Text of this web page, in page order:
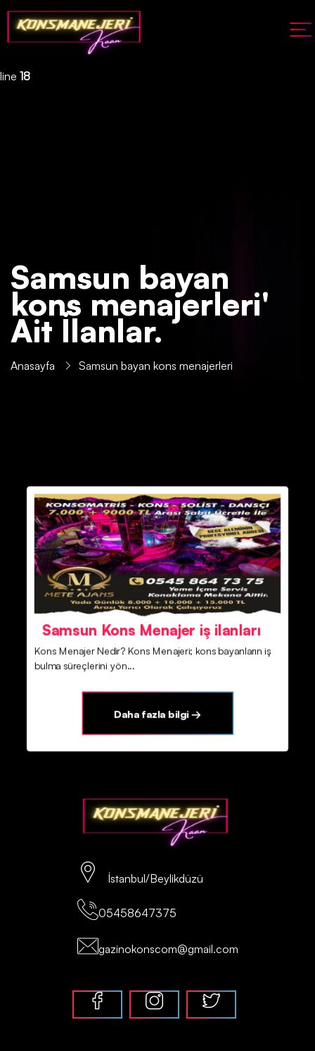
Deprecated: json_decode(): Passing null to parameter #1 ($json)
of type string is deprecated in
/home/konsmenajericom/public_html/api/kontrol/etiket.php
line 18
Samsun bayan
kons menajerleri'
Ait İlanlar.
Anasayfa Samsun bayan kons menajerleri
Samsun Kons Menajer iş ilanları
Kons Menajer Nedir? Kons Menajeri; kons bayanların iş
bulma süreçlerini yön...
Daha fazla bilgi →
İstanbul/Beylikdüzü
05458647375
gazinokonscom@gmail.com